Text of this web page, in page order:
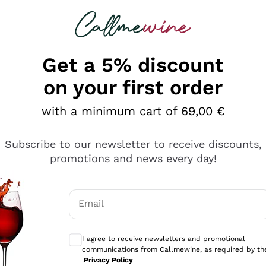
looking for
diversi e con un ampio range di prezzo. Le
Get a 5% discount
on your first order
with a minimum cart of 69,00 €
Subscribe to our newsletter to receive discounts,
promotions and news every day!
Email
I agree to receive newsletters and promotional
communications from Callmewine, as required by
.Privacy Policy